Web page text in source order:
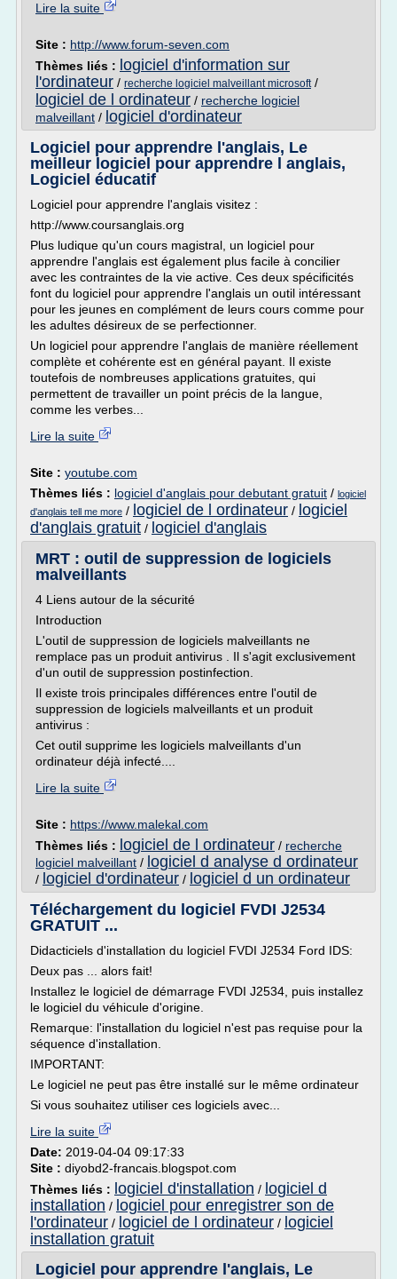
Lire la suite
Site : http://www.forum-seven.com
Thèmes liés : logiciel d'information sur
l'ordinateur / recherche logiciel malveillant microsoft/
logiciel de l ordinateur / recherche logiciel
malveillant / logiciel d'ordinateur
Logiciel pour apprendre l'anglais, Le
meilleur logiciel pour apprendre l anglais,
Logiciel éducatif
Logiciel pour apprendre l'anglais visitez :
http://www.coursanglais.org
Plus ludique qu'un cours magistral, un logiciel pour
apprendre l'anglais est également plus facile à concilier
avec les contraintes de la vie active. Ces deux spécificités
font du logiciel pour apprendre l'anglais un outil intéressant
pour les jeunes en complément de leurs cours comme pour
les adultes désireux de se perfectionner.
Un logiciel pour apprendre l'anglais de manière réellement
complète et cohérente est en général payant. Il existe
toutefois de nombreuses applications gratuites, qui
permettent de travailler un point précis de la langue,
comme les verbes...
Lire la suite
Site : youtube.com
Thèmes liés : logiciel d'anglais pour debutant gratuit / logiciel
d'anglais tell me more / logiciel de l ordinateur / logiciel
d'anglais gratuit / logiciel d'anglais
MRT : outil de suppression de logiciels
malveillants
4 Liens autour de la sécurité
Introduction
L'outil de suppression de logiciels malveillants ne
remplace pas un produit antivirus . Il s'agit exclusivement
d'un outil de suppression postinfection.
Il existe trois principales différences entre l'outil de
suppression de logiciels malveillants et un produit
antivirus :
Cet outil supprime les logiciels malveillants d'un
ordinateur déjà infecté....
Lire la suite
Site : https://www.malekal.com
Thèmes liés : logiciel de l ordinateur / recherche
logiciel malveillant / logiciel d analyse d ordinateur
/ logiciel d'ordinateur / logiciel d un ordinateur
Téléchargement du logiciel FVDI J2534
GRATUIT ...
Didacticiels d'installation du logiciel FVDI J2534 Ford IDS:
Deux pas ... alors fait!
Installez le logiciel de démarrage FVDI J2534, puis installez
le logiciel du véhicule d'origine.
Remarque: l'installation du logiciel n'est pas requise pour la
séquence d'installation.
IMPORTANT:
Le logiciel ne peut pas être installé sur le même ordinateur
Si vous souhaitez utiliser ces logiciels avec...
Lire la suite
Date: 2019-04-04 09:17:33
Site : diyobd2-francais.blogspot.com
Thèmes liés : logiciel d'installation / logiciel d
installation / logiciel pour enregistrer son de
l'ordinateur / logiciel de l ordinateur / logiciel
installation gratuit
Logiciel pour apprendre l'anglais, Le